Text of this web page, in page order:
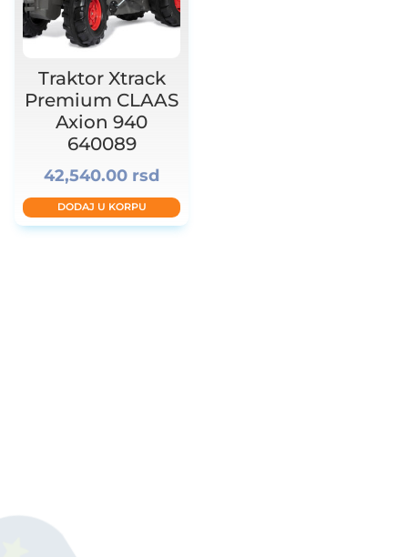
Traktor Xtrack
Premium CLAAS
Axion 940
640089
42,540.00 rsd
DODAJ U KORPU